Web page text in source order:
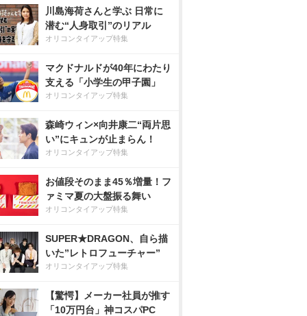
川島海荷さんと学ぶ 日常に
潜む“人身取引”のリアル
オリコンタイアップ特集
マクドナルドが40年にわたり
支える「小学生の甲子園」
オリコンタイアップ特集
森崎ウィン×向井康二“両片思
い”にキュンが止まらん！
オリコンタイアップ特集
お値段そのまま45％増量！フ
ァミマ夏の大盤振る舞い
オリコンタイアップ特集
SUPER★DRAGON、自ら描
いた”レトロフューチャー”
オリコンタイアップ特集
【驚愕】メーカー社員が推す
「10万円台」神コスパPC